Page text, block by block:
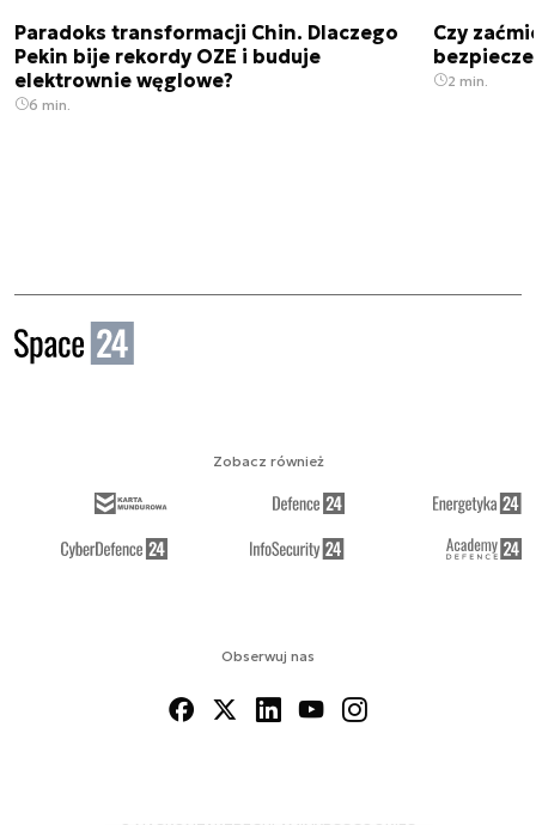
Paradoks transformacji Chin. Dlaczego
Pekin bije rekordy OZE i buduje
elektrownie węglowe?
6 min.
Czy
2 min.
Obserwuj nas
Zobacz również